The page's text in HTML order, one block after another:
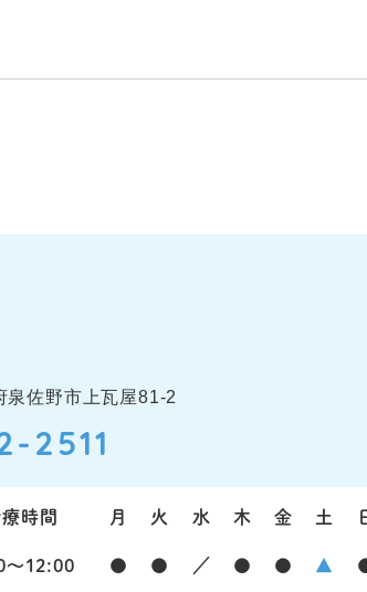
佐野市上瓦屋81-2
2511
時間 月 火 水 木 金 土
〜12:00 ● ● ／ ● ● ▲